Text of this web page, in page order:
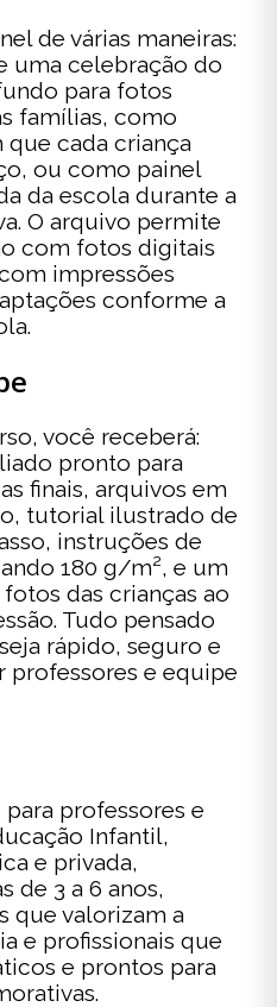
de várias maneiras:
uma celebração do
para fotos
famílias, como
que cada criança
ou como painel
da escola durante a
O arquivo permite
com fotos digitais
impressões
conforme a
você receberá:
pronto para
finais, arquivos em
tutorial ilustrado de
instruções de
180 g/m², e um
das crianças ao
Tudo pensado
rápido, seguro e
professores e equipe
professores e
Infantil,
e privada,
de 3 a 6 anos,
que valorizam a
e profissionais que
e prontos para